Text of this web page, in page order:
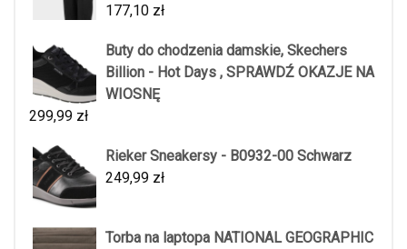
177,10 zł
Buty do chodzenia damskie, Skechers
Billion - Hot Days , SPRAWDŹ OKAZJE NA
WIOSNĘ
299,99 zł
Rieker Sneakersy - B0932-00 Schwarz
249,99 zł
Torba na laptopa NATIONAL GEOGRAPHIC